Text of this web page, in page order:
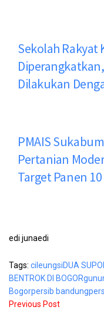
Sekolah Rakyat
Dilakukan
PMAIS
Pertanian
Target Panen
edi junaedi
Tags: cileungsiDUA
BENTROK DI BOGOR
Bogorpersib bandung
Previous Post